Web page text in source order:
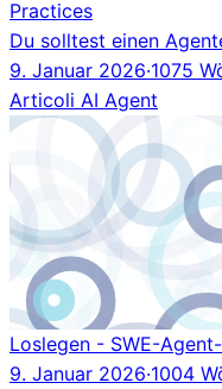
Practices
Du solltest einen
9. Januar 2026·1075
Articoli AI Agent
Loslegen - SWE-
9. Januar 2026·1004